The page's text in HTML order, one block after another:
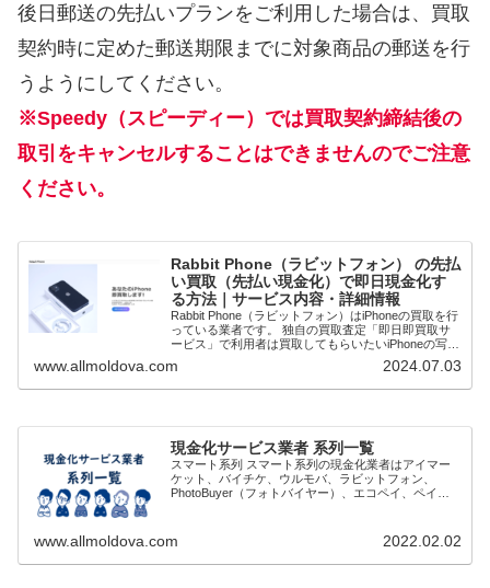
後日郵送の先払いプランをご利用した場合は、買取
契約時に定めた郵送期限までに対象商品の郵送を行
うようにしてください。
※Speedy（スピーディー）では買取契約締結後の
取引をキャンセルすることはできませんのでご注意
ください。
Rabbit Phone（ラビットフォン） の先払
い買取（先払い現金化）で即日現金化す
る方法｜サービス内容・詳細情報
Rabbit Phone（ラビットフォン）はiPhoneの買取を行
っている業者です。 独自の買取査定「即日即買取サ
ービス」で利用者は買取してもらいたいiPhoneの写真
を送ります。査定と買取価格が確定次第先払いで現金
買取してもらうことで即日...
www.allmoldova.com 2024.07.03
現金化サービス業者 系列一覧
スマート系列 スマート系列の現金化業者はアイマー
ケット、バイチケ、ウルモバ、ラビットフォン、
PhotoBuyer（フォトバイヤー）、エコペイ、ペイリ
www.allmoldova.com 2022.02.02